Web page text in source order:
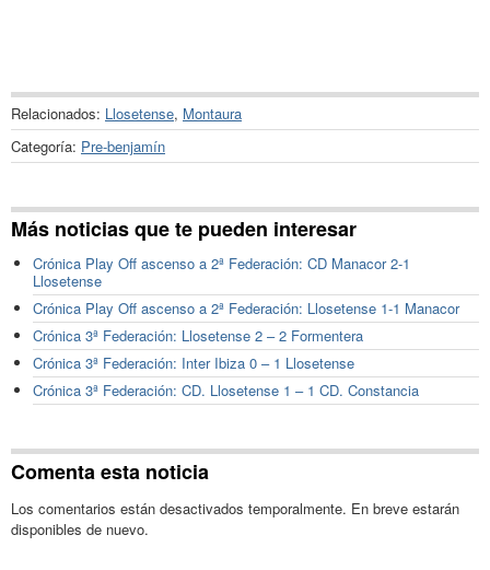
Relacionados: Llosetense, Montaura
Categoría: Pre-benjamín
Más noticias que te pueden interesar
Crónica Play Off ascenso a 2ª Federación: CD Manacor 2-1
Llosetense
Crónica Play Off ascenso a 2ª Federación: Llosetense 1-1 Manacor
Crónica 3ª Federación: Llosetense 2 – 2 Formentera
Crónica 3ª Federación: Inter Ibiza 0 – 1 Llosetense
Crónica 3ª Federación: CD. Llosetense 1 – 1 CD. Constancia
Comenta esta noticia
Los comentarios están desactivados temporalmente. En breve estarán
disponibles de nuevo.